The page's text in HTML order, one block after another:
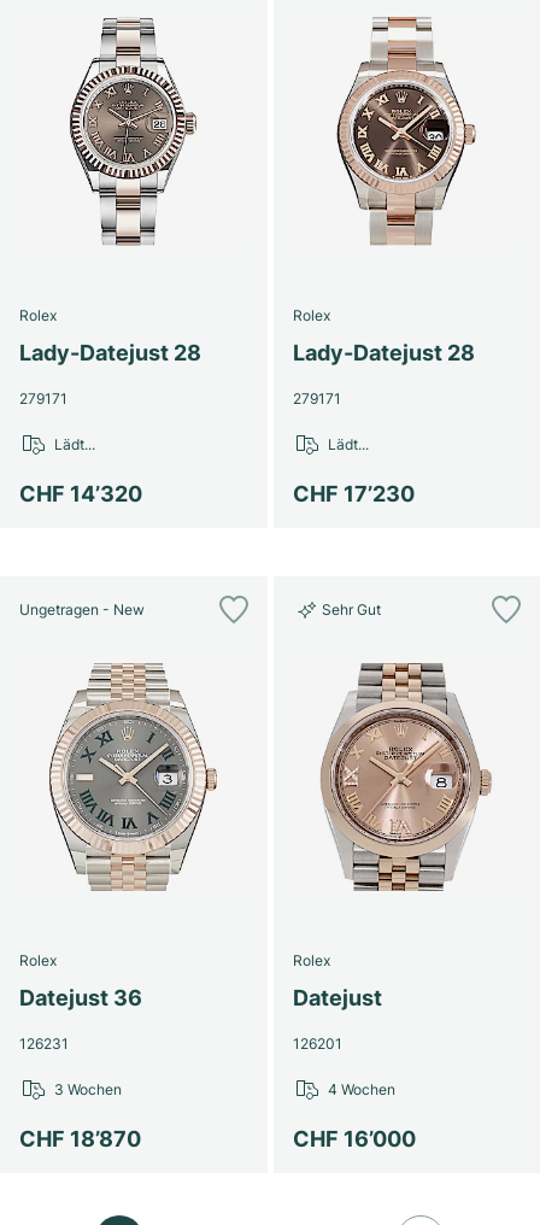
Rolex
Lady-Datejust 28
279171
CHF 14’320
Lädt...
Rolex
Lady-Datejust 28
279171
CHF 17’230
Lädt...
Ungetragen - New
Rolex
Datejust 36
126231
CHF 18’870
3 Wochen
Sehr Gut
Rolex
Datejust
126201
CHF 16’000
4 Wochen